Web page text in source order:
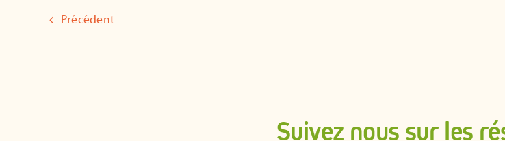
Précédent
Suivez nous sur les